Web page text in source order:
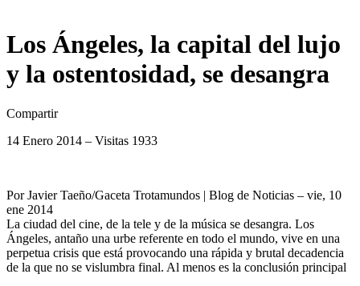
Los Ángeles, la capital del lujo
y la ostentosidad, se desangra
Compartir
14 Enero 2014 – Visitas 1933
Por Javier Taeño/Gaceta Trotamundos | Blog de Noticias – vie, 10
ene 2014
La ciudad del cine, de la tele y de la música se desangra. Los
Ángeles, antaño una urbe referente en todo el mundo, vive en una
perpetua crisis que está provocando una rápida y brutal decadencia
de la que no se vislumbra final. Al menos es la conclusión principal